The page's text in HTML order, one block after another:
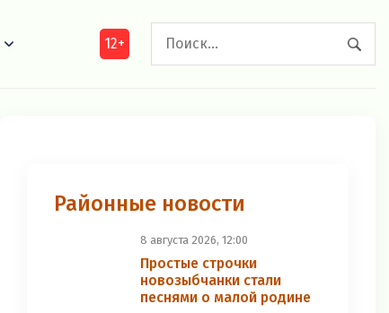
12+
Районные новости
8 августа 2026, 12:00
Простые строчки
новозыбчанки стали
песнями о малой родине